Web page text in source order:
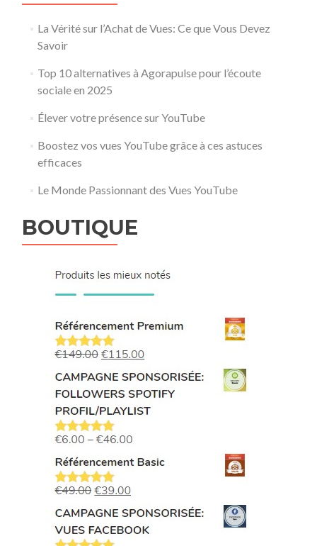
La Vérité sur l’Achat de Vues: Ce que Vous Devez
Savoir
Top 10 alternatives à Agorapulse pour l’écoute
sociale en 2025
Élever votre présence sur YouTube
Boostez vos vues YouTube grâce à ces astuces
efficaces
Le Monde Passionnant des Vues YouTube
BOUTIQUE